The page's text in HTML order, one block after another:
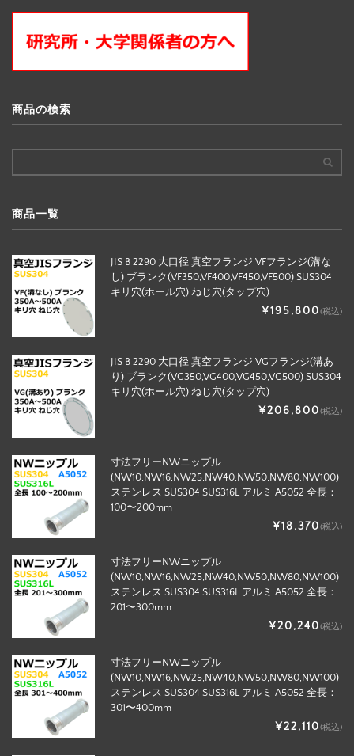
商品の検索
商品一覧
JIS B 2290 大口径 真空フランジ VFフランジ(溝な
し) ブランク(VF350,VF400,VF450,VF500) SUS304
キリ穴(ホール穴) ねじ穴(タップ穴)
¥195,800(税込)
JIS B 2290 大口径 真空フランジ VGフランジ(溝あ
り) ブランク(VG350,VG400,VG450,VG500) SUS304
キリ穴(ホール穴) ねじ穴(タップ穴)
¥206,800(税込)
寸法フリーNWニップル
(NW10,NW16,NW25,NW40,NW50,NW80,NW100)
ステンレス SUS304 SUS316L アルミ A5052 全長：
100〜200mm
¥18,370(税込)
寸法フリーNWニップル
(NW10,NW16,NW25,NW40,NW50,NW80,NW100)
ステンレス SUS304 SUS316L アルミ A5052 全長：
201〜300mm
¥20,240(税込)
寸法フリーNWニップル
(NW10,NW16,NW25,NW40,NW50,NW80,NW100)
ステンレス SUS304 SUS316L アルミ A5052 全長：
301〜400mm
¥22,110(税込)